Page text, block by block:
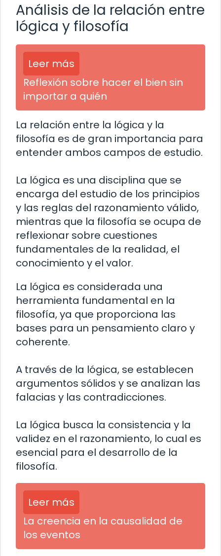
Análisis de la relación entre
lógica y filosofía
Leer más
Reflexión sobre hacer el bien sin
importar a quién
La relación entre la lógica y la
filosofía es de gran importancia para
entender ambos campos de estudio.
La lógica es una disciplina que se
encarga del estudio de los principios
y las reglas del razonamiento válido,
mientras que la filosofía se ocupa de
reflexionar sobre cuestiones
fundamentales de la realidad, el
conocimiento y el valor.
La lógica es considerada una
herramienta fundamental en la
filosofía, ya que proporciona las
bases para un pensamiento claro y
coherente.
A través de la lógica, se establecen
argumentos sólidos y se analizan las
falacias y las contradicciones.
La lógica busca la consistencia y la
validez en el razonamiento, lo cual es
esencial para el desarrollo de la
filosofía.
Leer más
La creencia en la causalidad de
los eventos